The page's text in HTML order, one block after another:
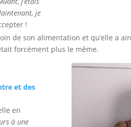
je
!
de son alimentation et qu’elle a
forcément plus le même.
et des
en
à une